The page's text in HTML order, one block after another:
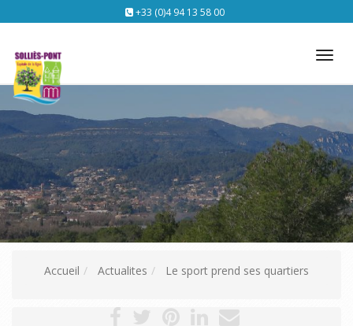
+33 (0)4 94 13 58 00
Accueil Actualites Le sport prend ses quartiers